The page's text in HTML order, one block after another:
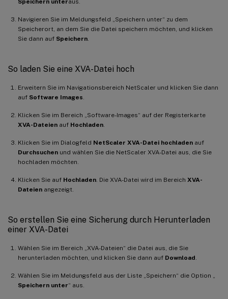
Navigieren Sie im Meldungsfeld „Speichern unter“ zu dem
Speicherort, an dem Sie die Datei speichern möchten, und klicken
Sie dann auf Speichern
So laden Sie eine XVA-Datei hoch
Erweitern Sie im Navigationsbereich NetScaler und klicken Sie dann
auf Software Images
Klicken Sie im Bereich „Software-Images“ auf der Registerkarte
XVA-Dateien auf Hochladen
Klicken Sie im Dialogfeld NetScaler XVA-Datei hochladen auf
Durchsuchen und wählen Sie die NetScaler XVA-Datei aus, die Sie
hochladen möchten.
Klicken Sie auf Hochladen . Die XVA-Datei wird im Bereich XVA-
Dateien angezeigt.
So erstellen Sie eine Sicherung durch Herunterladen
einer XVA-Datei
Wählen Sie im Bereich „XVA-Dateien“ die Datei aus, die Sie
herunterladen möchten, und klicken Sie dann auf Download
Wählen Sie im Meldungsfeld aus der Liste „Speichern“ die Option „
Speichern unter“ aus.